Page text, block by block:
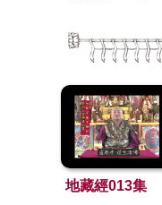
地藏經013集